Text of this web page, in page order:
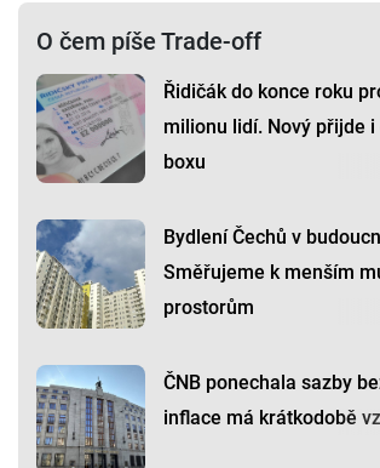
O čem píše Trade-off
Řidičák do konce roku
milionu lidí. Nový přijde
boxu
Bydlení Čechů v
Směřujeme k menším
prostorům
ČNB ponechala sazby
inflace má krátkodobě